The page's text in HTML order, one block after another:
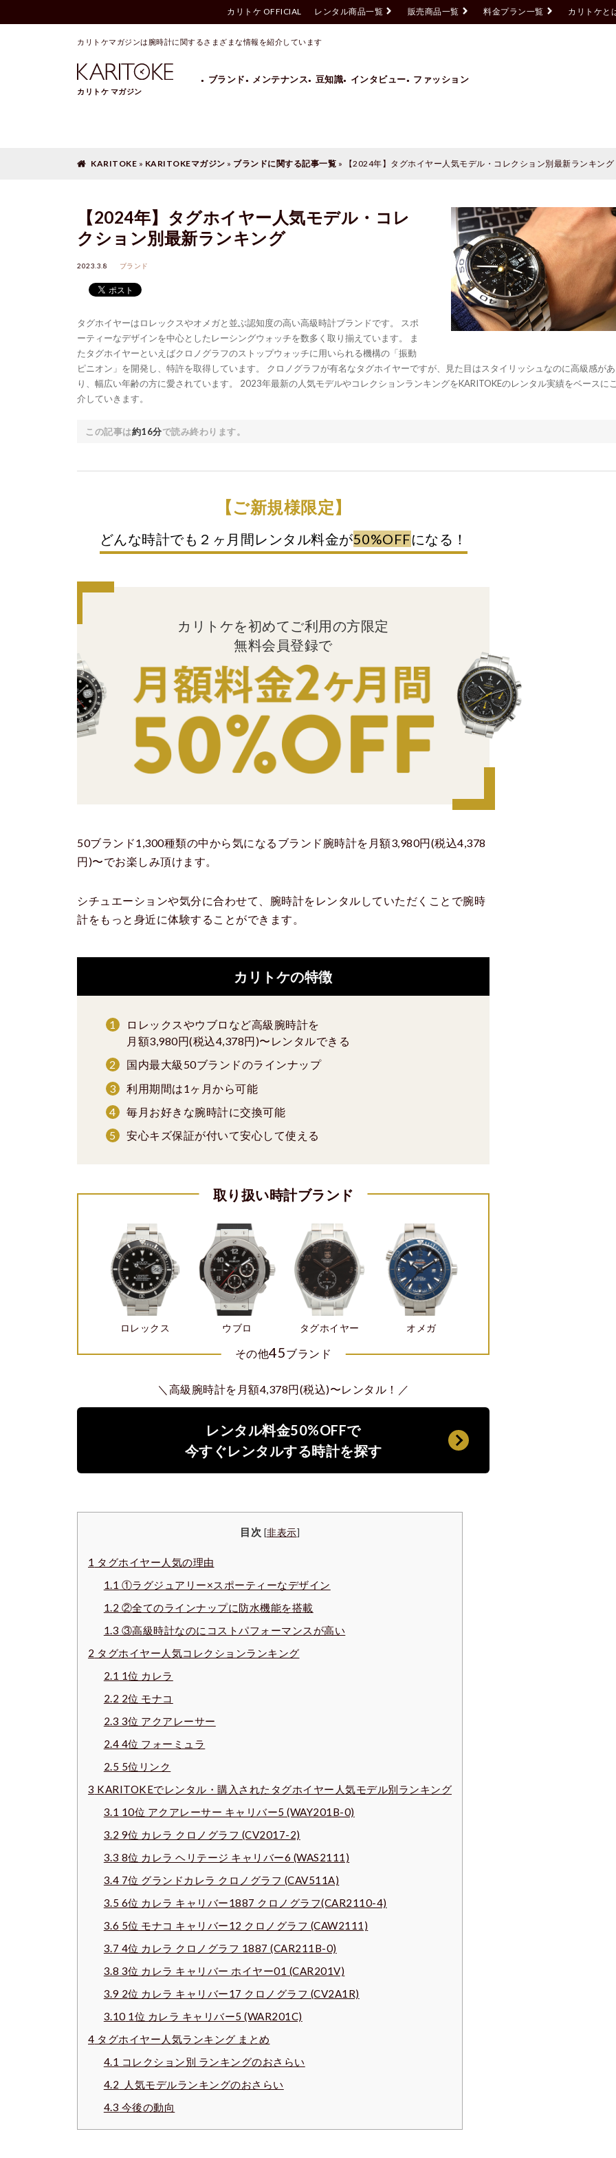
カリトケ OFFICIAL レンタル商品一覧 販売商品一覧 料金プラン一覧 カリトケと
カリトケマガジンは腕時計に関するさまざまな情報を紹介しています
カリトケ マガジン
ブランド メンテナンス 豆知識 インタビュー ファッション
【2024年】タグホイヤー人気モデル・コレクション別最新ランキング
KARITOKE » KARITOKEマガジン » ブランドに関する記事一覧 » 【2024年】タグホイヤー人気モデル・コレクション別最新ランキング
【2024年】タグホイヤー人気モデル・コレ
クション別最新ランキング
2023.3.8 ブランド
タグホイヤーはロレックスやオメガと並ぶ認知度の高い高級時計ブランドです。 スポ
ーティーなデザインを中心としたレーシングウォッチを数多く取り揃えています。 ま
たタグホイヤーといえばクロノグラフのストップウォッチに用いられる機構の「振動
ピニオン」を開発し、特許を取得しています。 クロノグラフが有名なタグホイヤーですが、見た目はスタイリッシュなのに高級感があ
り、幅広い年齢の方に愛されています。 2023年最新の人気モデルやコレクションランキングをKARITOKEのレンタル実績をベースに
介していきます。
この記事は約16分で読み終わります。
【ご新規様限定】
どんな時計でも２ヶ月間レンタル料金が50%OFFになる！
カリトケを初めてご利用の方限定
無料会員登録で
50ブランド1,300種類の中から気になるブランド腕時計を月額3,980円(税込4,378
円)〜でお楽しみ頂けます。
シチュエーションや気分に合わせて、腕時計をレンタルしていただくことで腕時
計をもっと身近に体験することができます。
カリトケの特徴
ロレックスやウブロなど高級腕時計を
月額3,980円(税込4,378円)〜レンタルできる
国内最大級50ブランドのラインナップ
利用期間は1ヶ月から可能
毎月お好きな腕時計に交換可能
安心キズ保証が付いて安心して使える
取り扱い時計ブランド
ロレックス ウブロ タグホイヤー オメガ
その他45ブランド
＼高級腕時計を月額4,378円(税込)〜レンタル！／
レンタル料金50%OFFで
今すぐレンタルする時計を探す
目次 [非表示]
1 タグホイヤー人気の理由
1.1 ①ラグジュアリー×スポーティーなデザイン
1.2 ②全てのラインナップに防水機能を搭載
1.3 ③高級時計なのにコストパフォーマンスが高い
2 タグホイヤー人気コレクションランキング
2.1 1位 カレラ
2.2 2位 モナコ
2.3 3位 アクアレーサー
2.4 4位 フォーミュラ
2.5 5位リンク
3 KARITOKEでレンタル・購入されたタグホイヤー人気モデル別ランキング
3.1 10位 アクアレーサー キャリバー5 (WAY201B-0)
3.2 9位 カレラ クロノグラフ (CV2017-2)
3.3 8位 カレラ ヘリテージ キャリバー6 (WAS2111)
3.4 7位 グランドカレラ クロノグラフ (CAV511A)
3.5 6位 カレラ キャリバー1887 クロノグラフ(CAR2110-4)
3.6 5位 モナコ キャリバー12 クロノグラフ (CAW2111)
3.7 4位 カレラ クロノグラフ 1887 (CAR211B-0)
3.8 3位 カレラ キャリバー ホイヤー01 (CAR201V)
3.9 2位 カレラ キャリバー17 クロノグラフ (CV2A1R)
3.10 1位 カレラ キャリバー5 (WAR201C)
4 タグホイヤー人気ランキング まとめ
4.1 コレクション別 ランキングのおさらい
4.2 人気モデルランキングのおさらい
4.3 今後の動向